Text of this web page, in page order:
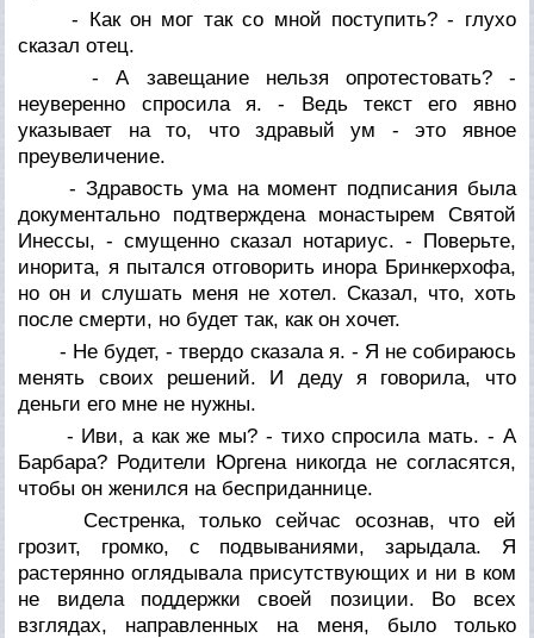
- Как он мог так со мной поступить? - глухо
сказал отец.
- А завещание нельзя опротестовать? -
неуверенно спросила я. - Ведь текст его явно
указывает на то, что здравый ум - это явное
преувеличение.
- Здравость ума на момент подписания была
документально подтверждена монастырем Святой
Инессы, - смущенно сказал нотариус. - Поверьте,
инорита, я пытался отговорить инора Бринкерхофа,
но он и слушать меня не хотел. Сказал, что, хоть
после смерти, но будет так, как он хочет.
- Не будет, - твердо сказала я. - Я не собираюсь
менять своих решений. И деду я говорила, что
деньги его мне не нужны.
- Иви, а как же мы? - тихо спросила мать. - А
Барбара? Родители Юргена никогда не согласятся,
чтобы он женился на бесприданнице.
Сестренка, только сейчас осознав, что ей
грозит, громко, с подвываниями, зарыдала. Я
растерянно оглядывала присутствующих и ни в ком
не видела поддержки своей позиции. Во всех
взглядах, направленных на меня, было только